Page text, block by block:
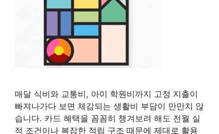
매달 식비와 교통비, 아이 학원비까지 고정 지출이
빠져나가다 보면 체감되는 생활비 부담이 만만치 않
습니다. 카드 혜택을 꼼꼼히 챙겨보려 해도 전월 실
적 조건이나 복잡한 적립 구조 때문에 제대로 활용